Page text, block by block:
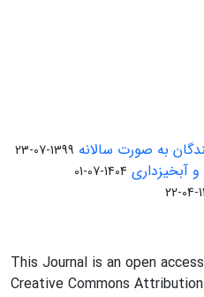
به صورت سالانه 1399-07-23
آبخیزداری 1404-07-01
This Journal is an open
Creative Commons